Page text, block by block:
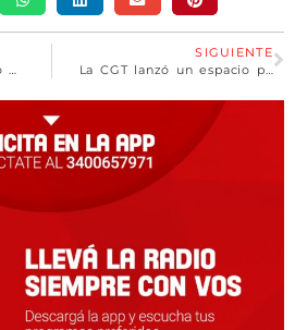
SIGUIENTE